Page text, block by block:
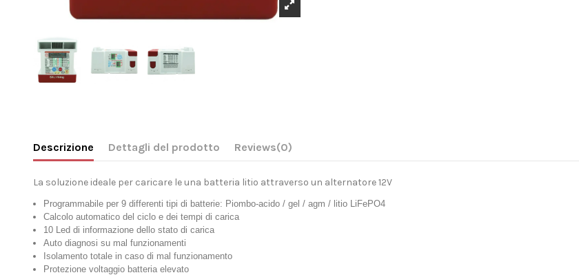
Descrizione Dettagli del prodotto Reviews(0)
La soluzione ideale per caricare le una batteria litio attraverso un alternatore 12V
Programmabile per 9 differenti tipi di batterie: Piombo-acido / gel / agm / litio LiFePO4
Calcolo automatico del ciclo e dei tempi di carica
10 Led di informazione dello stato di carica
Auto diagnosi su mal funzionamenti
Isolamento totale in caso di mal funzionamento
Protezione voltaggio batteria elevato